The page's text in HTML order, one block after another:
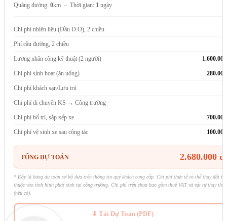
Quãng đường: 0km – Thời gian: 1 ngày
Chi phí nhiên liệu (Dầu D.O), 2 chiều
Phí cầu đường, 2 chiều
Lương nhân công kỹ thuật (2 người)
Chi phí sinh hoạt (ăn uống)
Chi phí khách sạn/Lưu trú
Chi phí di chuyển KS → Công trường
Chi phí bố trí, sắp xếp xe
Chi phí vệ sinh xe sau công tác
TỔNG DỰ TOÁN 2.680.000 đ
* Đây là bảng dự toán sơ bộ dựa trên thông tin quý khách cung cấp. Chi phí thực tế có thể thay đổi tùy
thuộc vào tình hình phát sinh tại công trường. Chi phí trên chưa bao gồm thuế VAT và vật tư thay thế
(nếu có).
⬇ Tải Dự Toán (PDF)